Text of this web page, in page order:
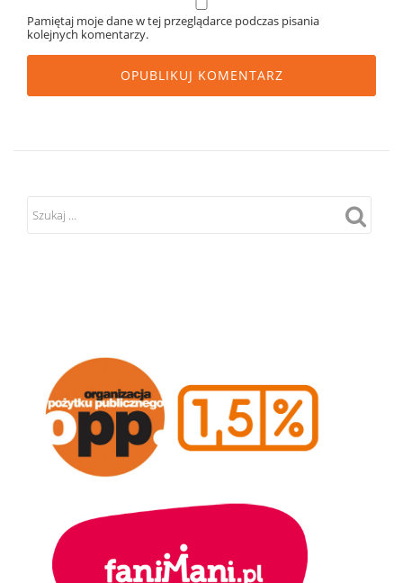
Pamiętaj moje dane w tej przeglądarce podczas pisania
kolejnych komentarzy.